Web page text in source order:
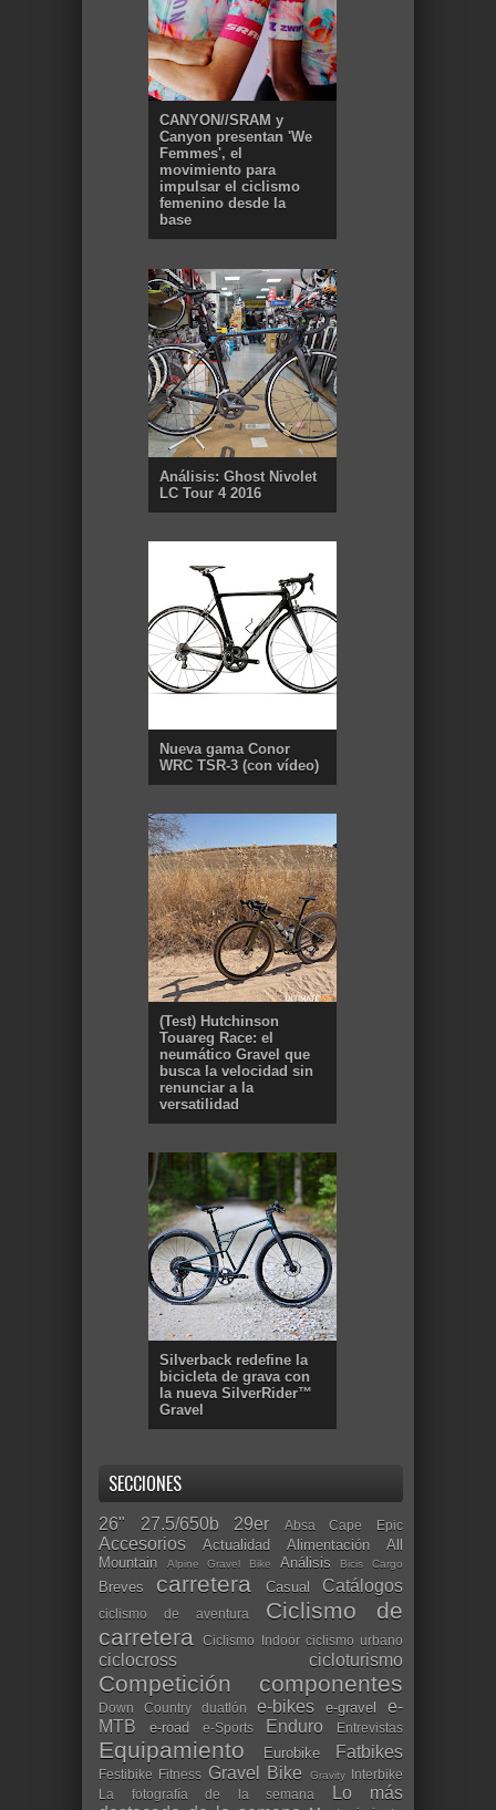
CANYON//SRAM y
Canyon presentan 'We
Femmes', el
movimiento para
impulsar el ciclismo
femenino desde la
base
Análisis: Ghost Nivolet
LC Tour 4 2016
Nueva gama Conor
WRC TSR-3 (con vídeo)
(Test) Hutchinson
Touareg Race: el
neumático Gravel que
busca la velocidad sin
renunciar a la
versatilidad
Silverback redefine la
bicicleta de grava con
la nueva SilverRider™
Gravel
SECCIONES
26" 27.5/650b 29er Absa Cape Epic
Accesorios Actualidad Alimentación
All
Mountain
Alpine Gravel Bike Análisis Bicis Cargo
Breves carretera Casual Catálogos
ciclismo de aventura
Ciclismo de
carretera
Ciclismo Indoor ciclismo urbano
ciclocross cicloturismo
Competición componentes
Down Country duatlón e-bikes e-gravel
e-
MTB
e-road e-Sports Enduro Entrevistas
Equipamiento Eurobike Fatbikes
Festibike Fitness Gravel Bike Gravity
Interbike
La fotografía de la semana
Lo más